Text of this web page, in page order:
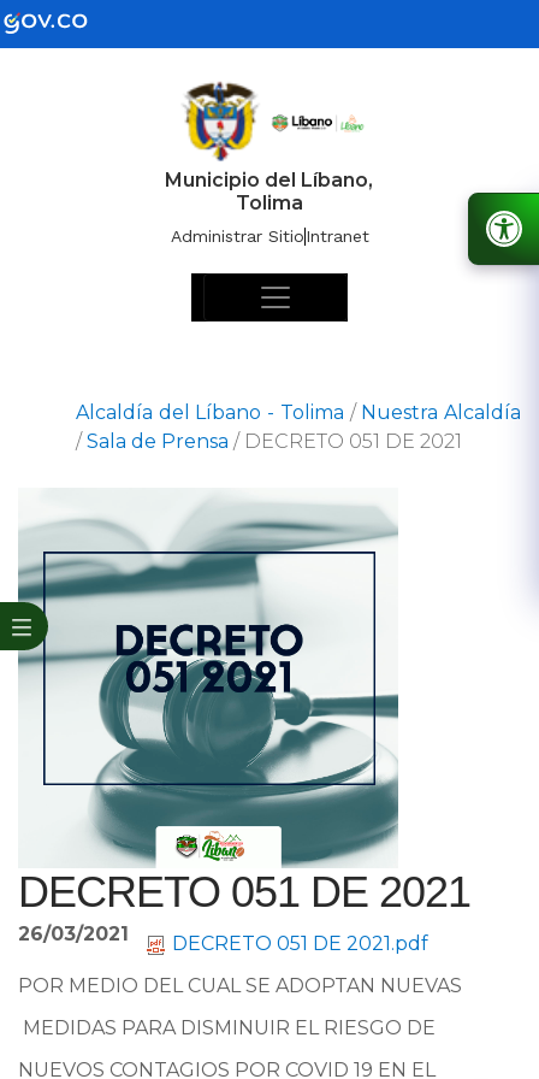
Municipio del Líbano,
Tolima
Administrar SitioIntranet
Alcaldía del Líbano - Tolima / Nuestra Alcaldía
/ Sala de Prensa / DECRETO 051 DE 2021
DECRETO 051 DE 2021
26/03/2021
DECRETO 051 DE 2021.pdf
POR MEDIO DEL CUAL SE ADOPTAN NUEVAS
MEDIDAS PARA DISMINUIR EL RIESGO DE
NUEVOS CONTAGIOS POR COVID 19 EN EL